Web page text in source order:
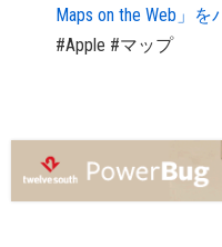
Maps on the Web」
#Apple #マップ